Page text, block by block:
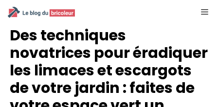
Aller
au
contenu
Des techniques
novatrices pour éradiquer
les limaces et escargots
de votre jardin : faites de